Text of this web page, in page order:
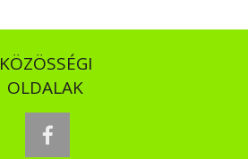
KÖZÖSSÉGI
OLDALAK
facebook